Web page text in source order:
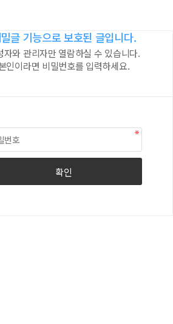
글 기능으로 보호된 글입니다.
자와 관리자만 열람하실 수 있습니다.
인이라면 비밀번호를 입력하세요.